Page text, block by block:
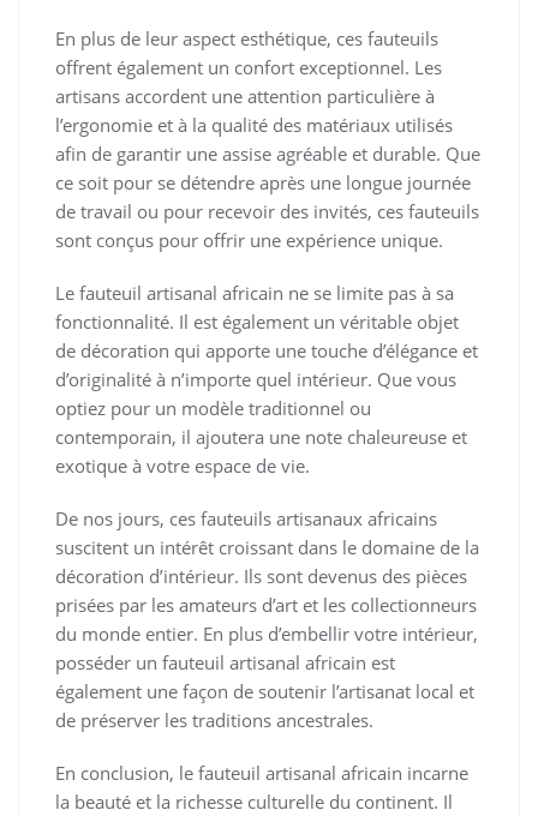
En plus de leur aspect esthétique, ces fauteuils
offrent également un confort exceptionnel. Les
artisans accordent une attention particulière à
l’ergonomie et à la qualité des matériaux utilisés
afin de garantir une assise agréable et durable. Que
ce soit pour se détendre après une longue journée
de travail ou pour recevoir des invités, ces fauteuils
sont conçus pour offrir une expérience unique.
Le fauteuil artisanal africain ne se limite pas à sa
fonctionnalité. Il est également un véritable objet
de décoration qui apporte une touche d’élégance et
d’originalité à n’importe quel intérieur. Que vous
optiez pour un modèle traditionnel ou
contemporain, il ajoutera une note chaleureuse et
exotique à votre espace de vie.
De nos jours, ces fauteuils artisanaux africains
suscitent un intérêt croissant dans le domaine de la
décoration d’intérieur. Ils sont devenus des pièces
prisées par les amateurs d’art et les collectionneurs
du monde entier. En plus d’embellir votre intérieur,
posséder un fauteuil artisanal africain est
également une façon de soutenir l’artisanat local et
de préserver les traditions ancestrales.
En conclusion, le fauteuil artisanal africain incarne
la beauté et la richesse culturelle du continent. Il